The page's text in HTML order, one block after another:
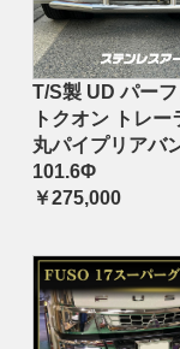
T/S製 UD パーフ
トクオン トレー
丸パイプリアバ
101.6Φ
￥275,000